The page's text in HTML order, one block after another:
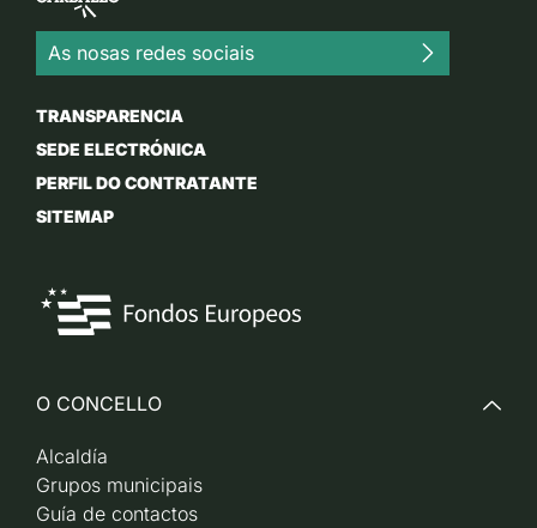
As nosas redes sociais
TRANSPARENCIA
SEDE ELECTRÓNICA
PERFIL DO CONTRATANTE
SITEMAP
O CONCELLO
Alcaldía
Grupos municipais
Guía de contactos